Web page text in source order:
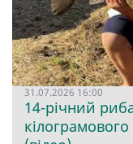
31.07.2026 16:00
14-річний